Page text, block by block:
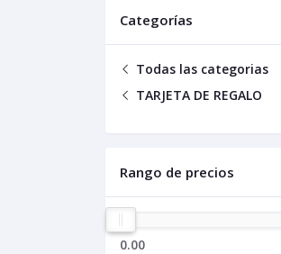
Categorías
Todas las categorias
TARJETA DE REGALO
Rango de precios
0.00